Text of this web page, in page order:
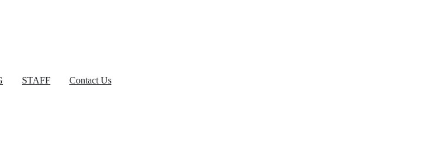
STAFF Contact Us